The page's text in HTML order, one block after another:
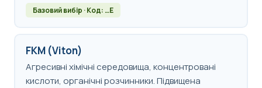
Базовий вибір · Код: …E
FKM (Viton)
Агресивні хімічні середовища, концентровані
кислоти, органічні розчинники. Підвищена